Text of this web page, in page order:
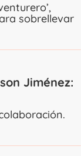
sobrellevar
Jiménez: